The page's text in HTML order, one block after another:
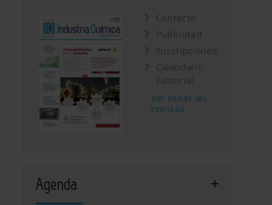
Contacto
Publicidad
Suscripciones
Calendario
Editorial
Ver todas las
revistas
Agenda